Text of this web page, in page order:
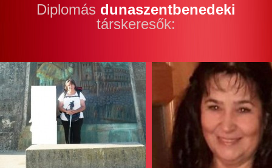
Diplomás dunaszentbenedeki
társkeresők: